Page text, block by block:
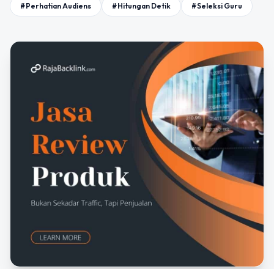
#Perhatian Audiens #Hitungan Detik #Seleksi Guru